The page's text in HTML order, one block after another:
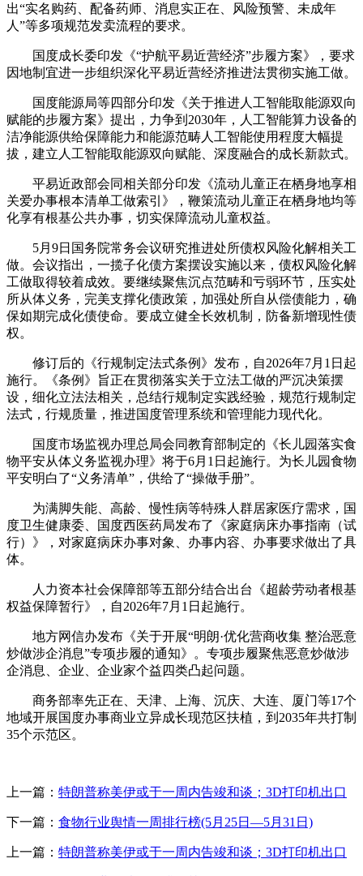
出“实名购药、配备药师、消息实正在、风险预警、未成年
人”等多项规范发卖流程的要求。
国度成长委印发《“护航平易近营经济”步履方案》，要求
因地制宜进一步组织深化平易近营经济推进法贯彻实施工做。
国度能源局等四部分印发《关于推进人工智能取能源双向
赋能的步履方案》提出，力争到2030年，人工智能算力设备的
洁净能源供给保障能力和能源范畴人工智能使用程度大幅提
拔，建立人工智能取能源双向赋能、深度融合的成长新款式。
平易近政部会同相关部分印发《流动儿童正在栖身地享相
关爱办事根本清单工做索引》，鞭策流动儿童正在栖身地均等
化享有根基公共办事，切实保障流动儿童权益。
5月9日国务院常务会议研究推进处所债权风险化解相关工
做。会议指出，一揽子化债方案摆设实施以来，债权风险化解
工做取得较着成效。要继续聚焦沉点范畴和亏弱环节，压实处
所从体义务，完美支撑化债政策，加强处所自从偿债能力，确
保如期完成化债使命。要成立健全长效机制，防备新增现性债
权。
修订后的《行规制定法式条例》发布，自2026年7月1日起
施行。《条例》旨正在贯彻落实关于立法工做的严沉决策摆
设，细化立法法相关，总结行规制定实践经验，规范行规制定
法式，行规质量，推进国度管理系统和管理能力现代化。
国度市场监视办理总局会同教育部制定的《长儿园落实食
物平安从体义务监视办理》将于6月1日起施行。为长儿园食物
平安明白了“义务清单”，供给了“操做手册”。
为满脚失能、高龄、慢性病等特殊人群居家医疗需求，国
度卫生健康委、国度西医药局发布了《家庭病床办事指南（试
行）》，对家庭病床办事对象、办事内容、办事要求做出了具
体。
人力资本社会保障部等五部分结合出台《超龄劳动者根基
权益保障暂行》，自2026年7月1日起施行。
地方网信办发布《关于开展“明朗·优化营商收集 整治恶意
炒做涉企消息”专项步履的通知》。专项步履聚焦恶意炒做涉
企消息、企业、企业家个益四类凸起问题。
商务部率先正在、天津、上海、沉庆、大连、厦门等17个
地域开展国度办事商业立异成长现范区扶植，到2035年共打制
35个示范区。
上一篇： 特朗普称美伊或于一周内告竣和谈；3D打印机出口
下一篇： 食物行业舆情一周排行榜(5月25日—5月31日)
上一篇： 特朗普称美伊或于一周内告竣和谈；3D打印机出口